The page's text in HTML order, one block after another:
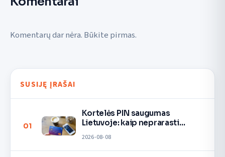
Komentarų dar nėra. Būkite pirmas.
SUSIJĘ ĮRAŠAI
01
Kortelės PIN saugumas
Lietuvoje: kaip neprarasti
2026-08-08